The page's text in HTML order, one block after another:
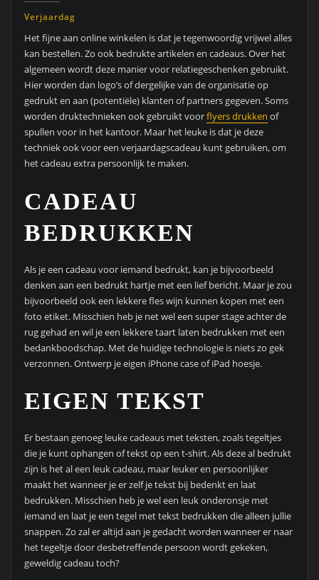
Verjaardag
Het fijne aan online winkelen is dat je tegenwoordig vrijwel alles
kan bestellen. Zo ook bedrukte artikelen en cadeaus. Over het
algemeen wordt deze manier voor relatiegeschenken gebruikt.
Hier worden dan logo’s of dergelijke van de organisatie op
gedrukt en aan (potentiële) klanten of partners gegeven. Soms
worden druktechnieken ook gebruikt voorflyers drukken of
spullen voor in het kantoor. Maar het leuke is dat je deze
techniek ook voor een verjaardagscadeau kunt gebruiken, om
het cadeau extra persoonlijk te maken.
CADEAU
BEDRUKKEN
Als je een cadeau voor iemand bedrukt, kan je bijvoorbeeld
denken aan een bedrukt hartje met een lief bericht. Maar je zou
bijvoorbeeld ook een lekkere fles wijn kunnen kopen met een
foto etiket. Misschien heb je net wel een super stage achter de
rug gehad en wil je een lekkere taart laten bedrukken met een
bedankboodschap. Met de huidige technologie is niets zo gek
verzonnen. Ontwerp je eigen iPhone case of iPad hoesje.
EIGEN TEKST
Er bestaan genoeg leuke cadeaus met teksten, zoals tegeltjes
die je kunt ophangen of tekst op een t-shirt. Als deze al bedrukt
zijn is het al een leuk cadeau, maar leuker en persoonlijker
maakt het wanneer je er zelf je tekst bij bedenkt en laat
bedrukken. Misschien heb je wel een leuk onderonsje met
iemand en laat je een tegel met tekst bedrukken die alleen jullie
snappen. Zo zal er altijd aan je gedacht worden wanneer er naar
het tegeltje door desbetreffende persoon wordt gekeken,
geweldig cadeau toch?